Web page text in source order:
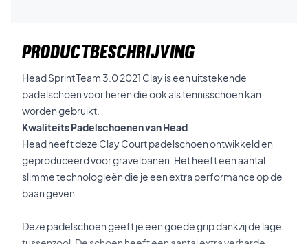
PRODUCTBESCHRIJVING
Head Sprint Team 3.0 2021 Clay is een uitstekende
padelschoen voor heren die ook als tennisschoen kan
worden gebruikt.
Kwaliteits Padelschoenen van Head
Head heeft deze Clay Court padelschoen ontwikkeld en
geproduceerd voor gravelbanen. Het heeft een aantal
slimme technologieën die je een extra performance op de
baan geven.
Deze padelschoen geeft je een goede grip dankzij de lage